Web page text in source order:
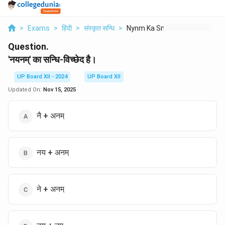
> Exams > हिंदी > संस्कृत सन्धि > Nynm Ka Sndhi Vichch...
Question.
'नयनम्' का सन्धि-विच्छेद है।
UP Board XII - 2024
UP Board XII
Updated On: Nov 15, 2025
नै + अनम्
नय + अनम्
ने + अनम्